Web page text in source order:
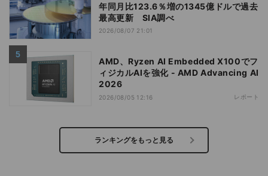
年同月比123.6％増の1345億ドルで過去
最高更新 SIA調べ
2026/08/07 21:01
AMD、Ryzen AI Embedded X100でフ
ィジカルAIを強化 - AMD Advancing AI
2026
2026/08/05 12:16 レポート
ランキングをもっと見る